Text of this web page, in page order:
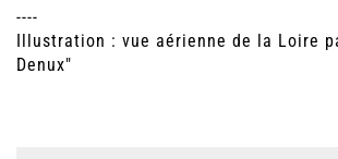
----
Illustration : vue aérienne de la Loire
Denux"